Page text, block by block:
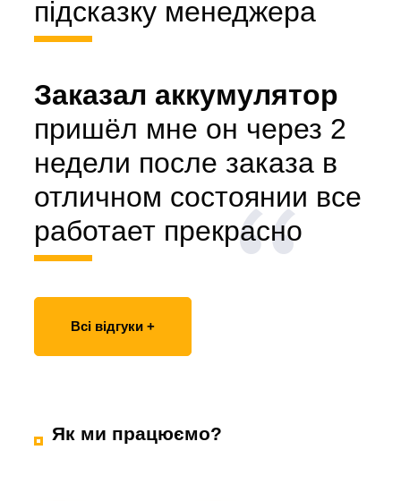
підсказку менеджера
Заказал аккумулятор
пришёл мне он через 2
недели после заказа в
отличном состоянии все
работает прекрасно
Всі відгуки +
Як ми працюємо?